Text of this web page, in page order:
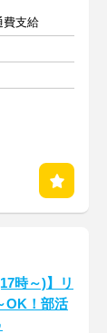
費支給
時～)】リ
OK！部活